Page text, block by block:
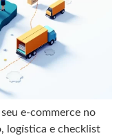
e-commerce no
logística e checklist